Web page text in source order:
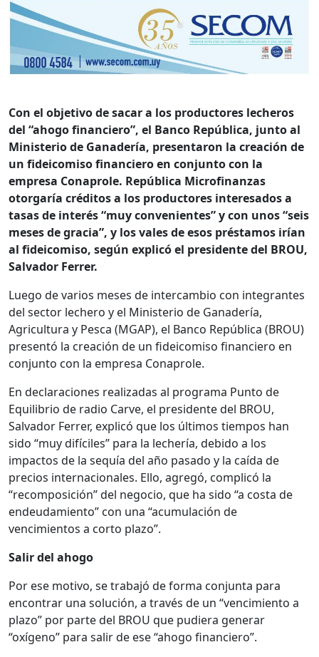
Con el objetivo de sacar a los productores lecheros
del “ahogo financiero”, el Banco República, junto al
Ministerio de Ganadería, presentaron la creación de
un fideicomiso financiero en conjunto con la
empresa Conaprole. República Microfinanzas
otorgaría créditos a los productores interesados a
tasas de interés “muy convenientes” y con unos “seis
meses de gracia”, y los vales de esos préstamos irían
al fideicomiso, según explicó el presidente del BROU,
Salvador Ferrer.
Luego de varios meses de intercambio con integrantes
del sector lechero y el Ministerio de Ganadería,
Agricultura y Pesca (MGAP), el Banco República (BROU)
presentó la creación de un fideicomiso financiero en
conjunto con la empresa Conaprole.
En declaraciones realizadas al programa Punto de
Equilibrio de radio Carve, el presidente del BROU,
Salvador Ferrer, explicó que los últimos tiempos han
sido “muy difíciles” para la lechería, debido a los
impactos de la sequía del año pasado y la caída de
precios internacionales. Ello, agregó, complicó la
“recomposición” del negocio, que ha sido “a costa de
endeudamiento” con una “acumulación de
vencimientos a corto plazo”.
Salir del ahogo
Por ese motivo, se trabajó de forma conjunta para
encontrar una solución, a través de un “vencimiento a
plazo” por parte del BROU que pudiera generar
“oxígeno” para salir de ese “ahogo financiero”.